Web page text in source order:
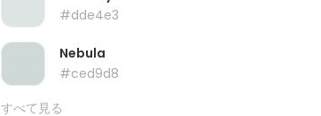
#dde4e3
Nebula
#ced9d8
すべて見る